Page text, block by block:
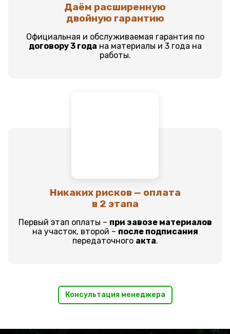
Даём расширенную
двойную гарантию
Официальная и обслуживаемая гарантия по
договору 3 года на материалы и 3 года на
работы.
Никаких рисков — оплата
в 2 этапа
Первый этап оплаты – при завозе материалов
на участок, второй – после подписания
передаточного акта.
Консультация менеджера